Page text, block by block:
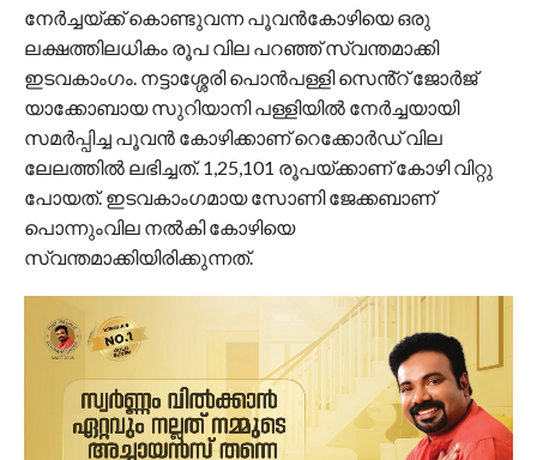
നേർച്ചയ്ക്ക് കൊണ്ടുവന്ന പൂവൻകോഴിയെ ഒരു
ലക്ഷത്തിലധികം രൂപ വില പറഞ്ഞ് സ്വന്തമാക്കി
ഇടവകാം​ഗം. നട്ടാശ്ശേരി പൊൻപള്ളി സെൻ്റ് ജോ‌‍ർജ്
യാക്കോബായ സുറിയാനി പള്ളിയിൽ നേർച്ചയായി
സമർപ്പിച്ച പൂവൻ കോഴിക്കാണ് റെക്കോർഡ് വില
ലേലത്തിൽ ലഭിച്ചത്. 1,25,101 രൂപയ്ക്കാണ് കോഴി വിറ്റു
പോയത്. ഇടവകാം​ഗമായ സോണി ​ജേക്കബാണ്
പൊന്നുംവില നൽകി കോഴിയെ
സ്വന്തമാക്കിയിരിക്കുന്നത്.